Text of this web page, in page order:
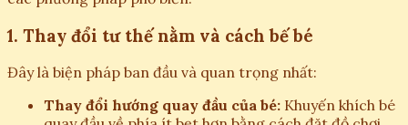
1. Thay đổi tư thế nằm và cách bế bé
Đây là biện pháp ban đầu và quan trọng nhất:
Thay đổi hướng quay đầu của bé: Khuyến khích bé